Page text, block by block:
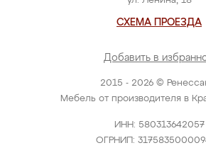
2015 - 2026 ©
Мебель от производителя в
ИНН: 580313642057
ОГРНИП:
СХЕМА ПРОЕЗДА
Добавить в